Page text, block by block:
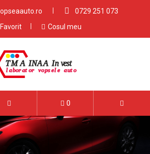
0729 251 073
Favorit
Cosul meu
0